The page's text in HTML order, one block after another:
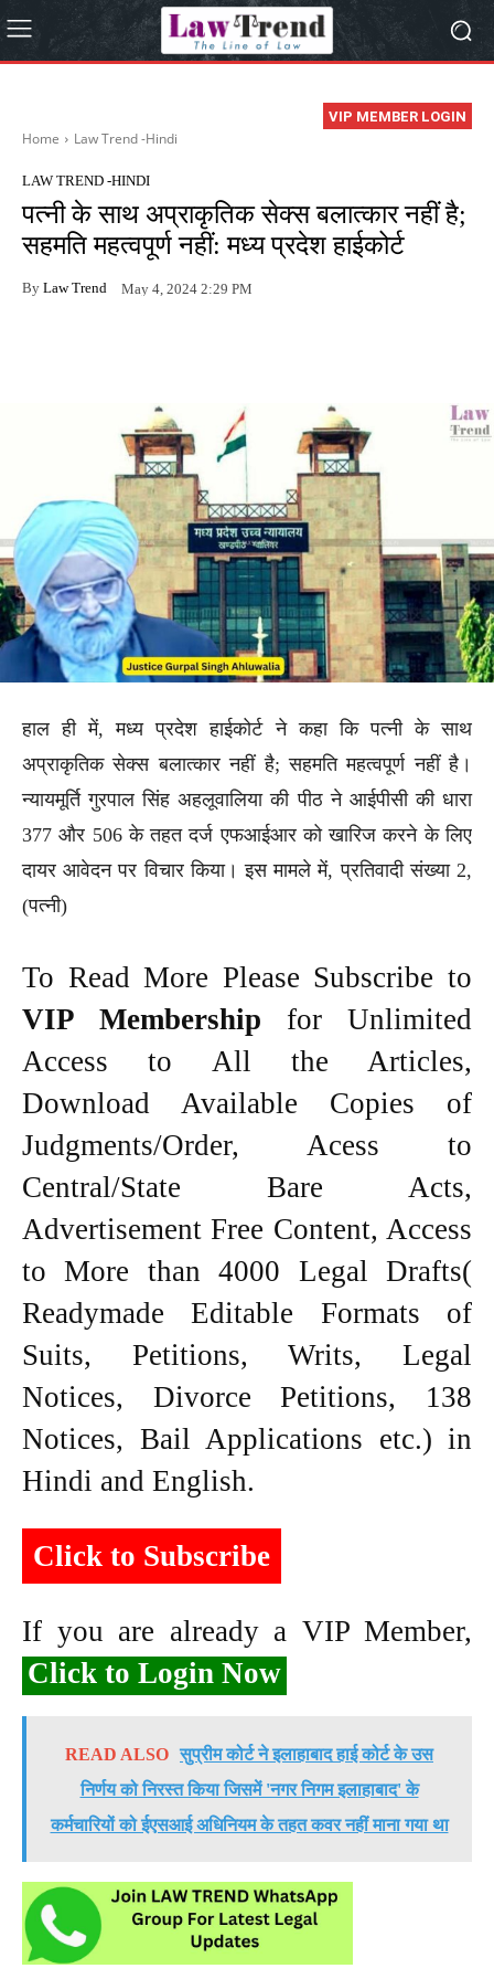
VIP MEMBER LOGIN
Home Law Trend -Hindi
LAW TREND -HINDI
पत्नी के साथ अप्राकृतिक सेक्स बलात्कार नहीं है;
सहमति महत्वपूर्ण नहीं: मध्य प्रदेश हाईकोर्ट
By Law Trend May 4, 2024 2:29 PM
हाल ही में, मध्य प्रदेश हाईकोर्ट ने कहा कि पत्नी के साथ
अप्राकृतिक सेक्स बलात्कार नहीं है; सहमति महत्वपूर्ण नहीं है।
न्यायमूर्ति गुरपाल सिंह अहलूवालिया की पीठ ने आईपीसी की धारा
377 और 506 के तहत दर्ज एफआईआर को खारिज करने के लिए
दायर आवेदन पर विचार किया। इस मामले में, प्रतिवादी संख्या 2,
(पत्नी)
To Read More Please Subscribe to
VIP Membership for Unlimited
Access to All the Articles,
Download Available Copies of
Judgments/Order, Acess to
Central/State Bare Acts,
Advertisement Free Content, Access
to More than 4000 Legal Drafts(
Readymade Editable Formats of
Suits, Petitions, Writs, Legal
Notices, Divorce Petitions, 138
Notices, Bail Applications etc.) in
Hindi and English.
Click to Subscribe
If you are already a VIP Member,
Click to Login Now
READ ALSO सुप्रीम कोर्ट ने इलाहाबाद हाई कोर्ट के उस
निर्णय को निरस्त किया जिसमें 'नगर निगम इलाहाबाद' के
कर्मचारियों को ईएसआई अधिनियम के तहत कवर नहीं माना गया था